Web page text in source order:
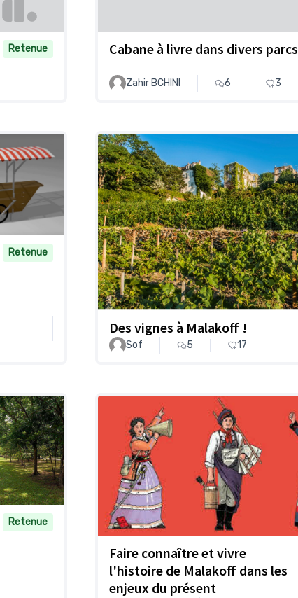
Retenue Cabane à livre dans divers parcs
Zahir BCHINI 6 3
Retenue
Des vignes à Malakoff !
Sof
5 17
Retenue
Faire connaître et vivre
l'histoire de Malakoff dans les
enjeux du présent